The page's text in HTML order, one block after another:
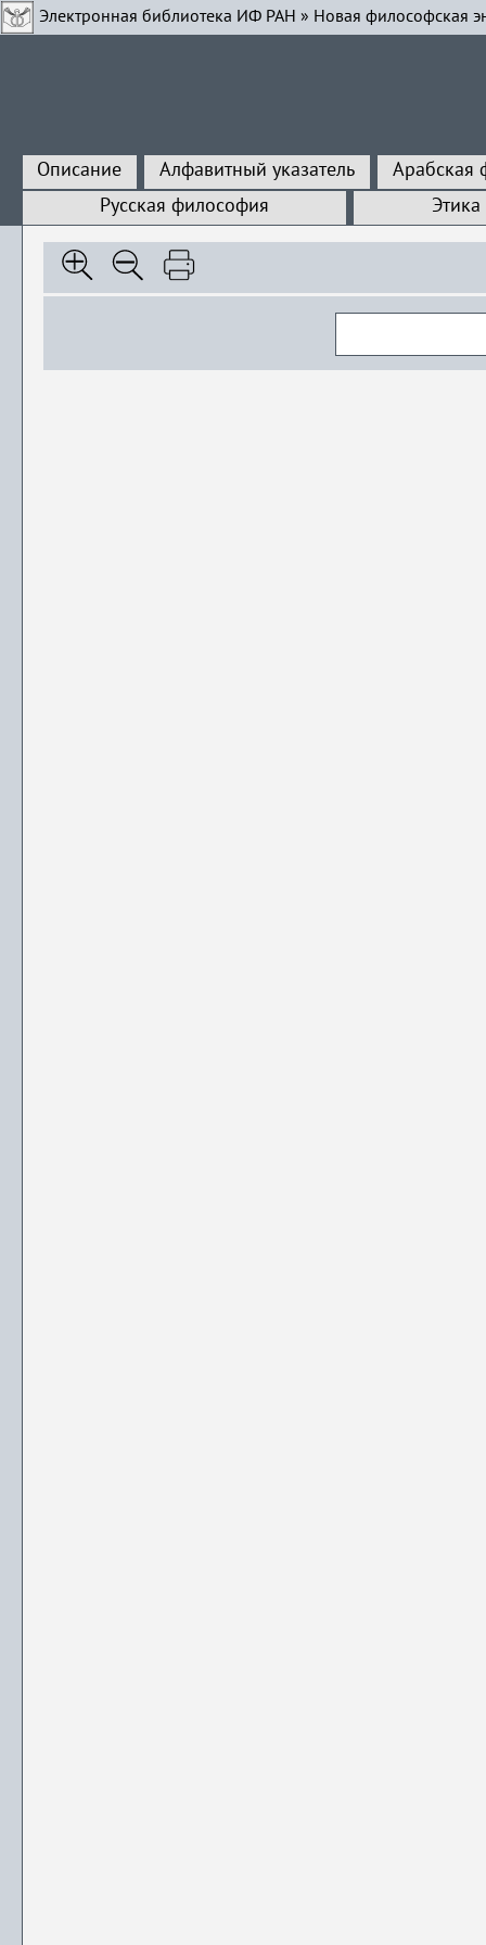
Электронная библиотека ИФ РАН » Новая философская
Описание Алфавитный указатель
Арабская
Русская философия
Этика